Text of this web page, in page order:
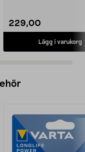
229,00
Lägg i varukorg